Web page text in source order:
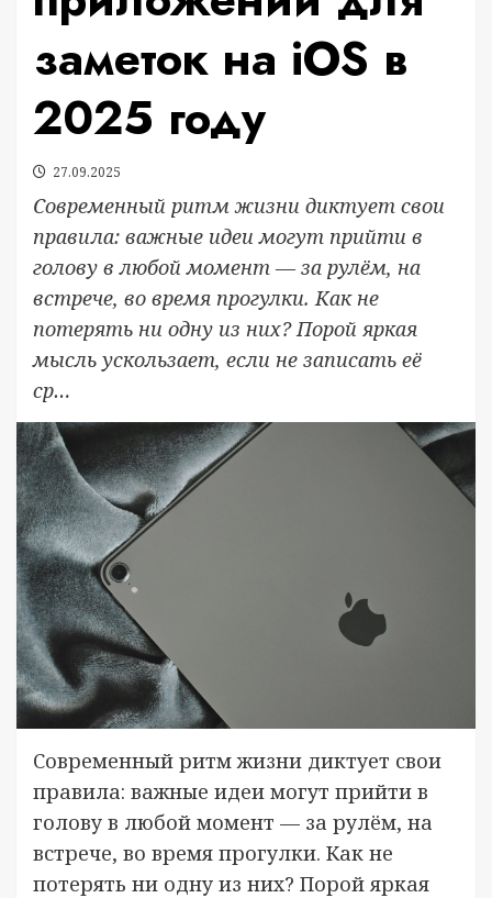
заметок на iOS в
2025 году
27.09.2025
Современный ритм жизни диктует свои
правила: важные идеи могут прийти в
голову в любой момент — за рулём, на
встрече, во время прогулки. Как не
потерять ни одну из них? Порой яркая
мысль ускользает, если не записать её
ср…
Современный ритм жизни диктует свои
правила: важные идеи могут прийти в
голову в любой момент — за рулём, на
встрече, во время прогулки. Как не
потерять ни одну из них? Порой яркая